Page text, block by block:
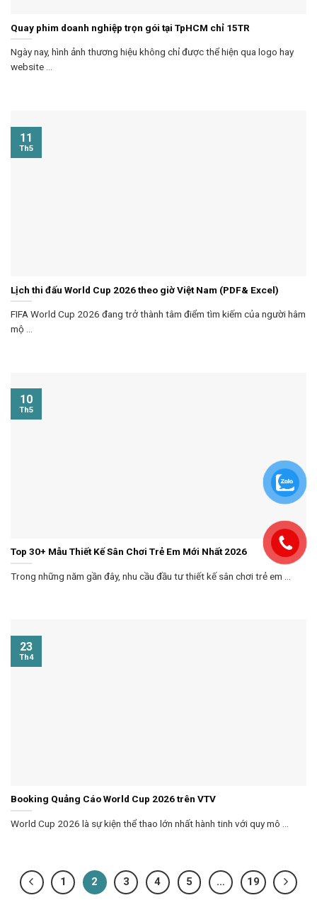
Quay phim doanh nghiệp trọn gói tại TpHCM chỉ 15TR
Ngày nay, hình ảnh thương hiệu không chỉ được thể hiện qua logo hay
website ...
Lịch thi đấu World Cup 2026 theo giờ Việt Nam (PDF& Excel)
FIFA World Cup 2026 đang trở thành tâm điểm tìm kiếm của người hâm
mộ ...
11
Th5
Top 30+ Mẫu Thiết Kế Sân Chơi Trẻ Em Mới Nhất 2026
Trong những năm gần đây, nhu cầu đầu tư thiết kế sân chơi trẻ em ...
10
Th5
Booking Quảng Cáo World Cup 2026 trên VTV
World Cup 2026 là sự kiện thể thao lớn nhất hành tinh với quy mô ...
23
Th4
1 2 3 4 5 … 19